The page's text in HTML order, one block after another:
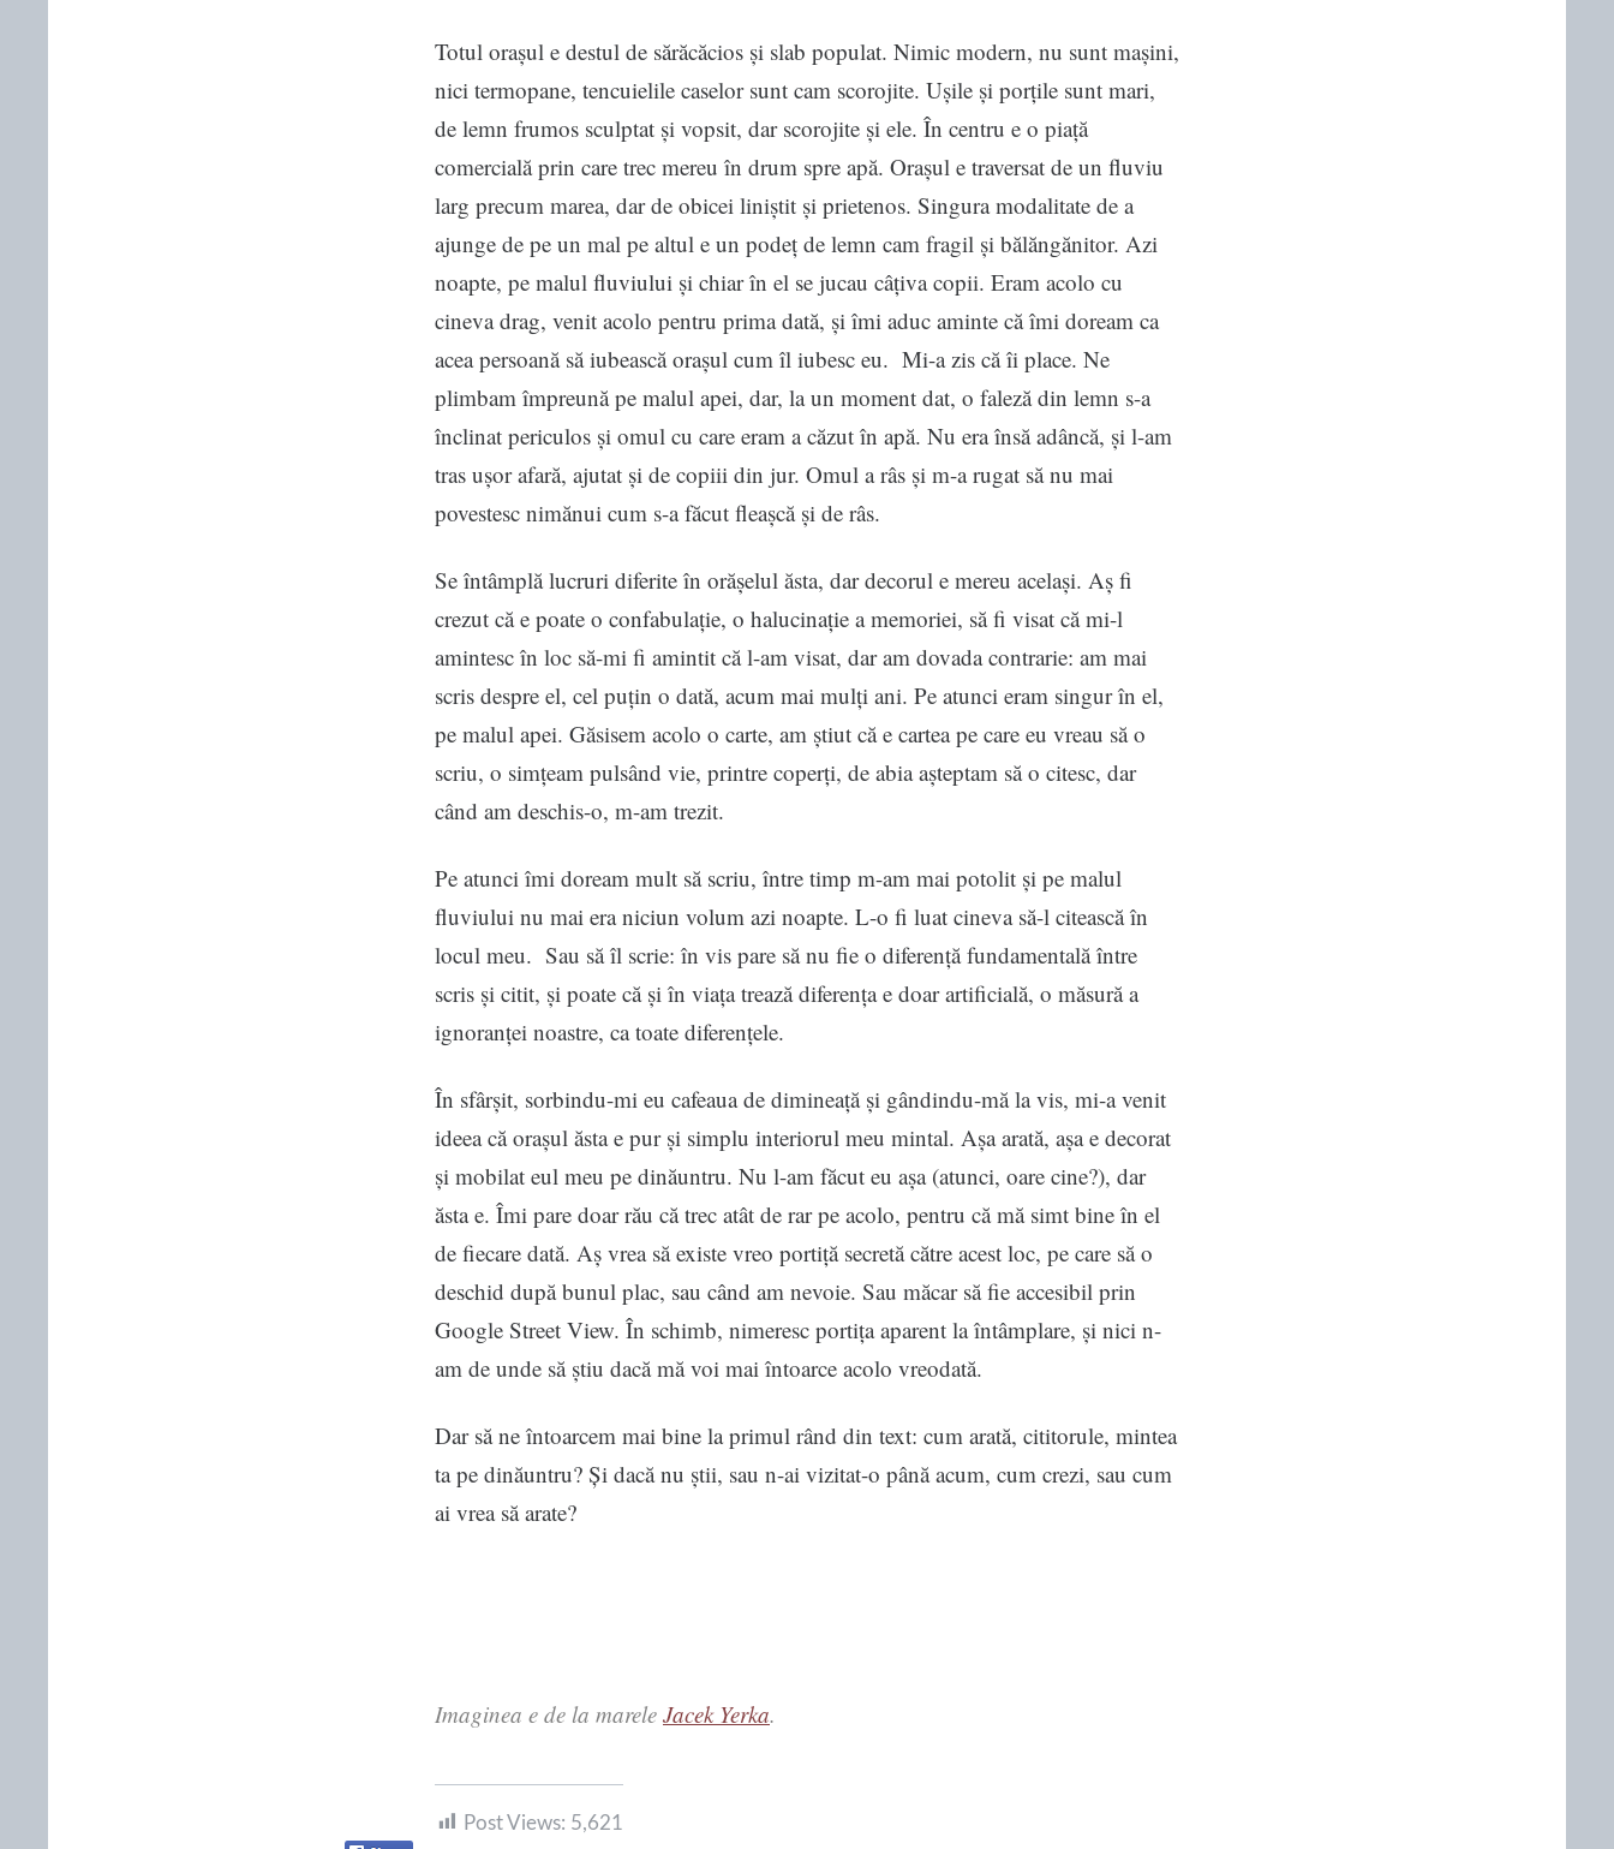
Totul orașul e destul de sărăcăcios și slab populat. Nimic modern, nu sunt mașini,
nici termopane, tencuielile caselor sunt cam scorojite. Ușile și porțile sunt mari,
de lemn frumos sculptat și vopsit, dar scorojite și ele. În centru e o piață
comercială prin care trec mereu în drum spre apă. Orașul e traversat de un fluviu
larg precum marea, dar de obicei liniștit și prietenos. Singura modalitate de a
ajunge de pe un mal pe altul e un podeț de lemn cam fragil și bălăngănitor. Azi
noapte, pe malul fluviului și chiar în el se jucau câțiva copii. Eram acolo cu
cineva drag, venit acolo pentru prima dată, și îmi aduc aminte că îmi doream ca
acea persoană să iubească orașul cum îl iubesc eu. Mi-a zis că îi place. Ne
plimbam împreună pe malul apei, dar, la un moment dat, o faleză din lemn s-a
înclinat periculos și omul cu care eram a căzut în apă. Nu era însă adâncă, și l-am
tras ușor afară, ajutat și de copiii din jur. Omul a râs și m-a rugat să nu mai
povestesc nimănui cum s-a făcut fleașcă și de râs.
Se întâmplă lucruri diferite în orășelul ăsta, dar decorul e mereu același. Aș fi
crezut că e poate o confabulație, o halucinație a memoriei, să fi visat că mi-l
amintesc în loc să-mi fi amintit că l-am visat, dar am dovada contrarie: am mai
scris despre el, cel puțin o dată, acum mai mulți ani. Pe atunci eram singur în el,
pe malul apei. Găsisem acolo o carte, am știut că e cartea pe care eu vreau să o
scriu, o simțeam pulsând vie, printre coperți, de abia așteptam să o citesc, dar
când am deschis-o, m-am trezit.
Pe atunci îmi doream mult să scriu, între timp m-am mai potolit și pe malul
fluviului nu mai era niciun volum azi noapte. L-o fi luat cineva să-l citească în
locul meu. Sau să îl scrie: în vis pare să nu fie o diferență fundamentală între
scris și citit, și poate că și în viața trează diferența e doar artificială, o măsură a
ignoranței noastre, ca toate diferențele.
În sfârșit, sorbindu-mi eu cafeaua de dimineață și gândindu-mă la vis, mi-a venit
ideea că orașul ăsta e pur și simplu interiorul meu mintal. Așa arată, așa e decorat
și mobilat eul meu pe dinăuntru. Nu l-am făcut eu așa (atunci, oare cine?), dar
ăsta e. Îmi pare doar rău că trec atât de rar pe acolo, pentru că mă simt bine în el
de fiecare dată. Aș vrea să existe vreo portiță secretă către acest loc, pe care să o
deschid după bunul plac, sau când am nevoie. Sau măcar să fie accesibil prin
Google Street View. În schimb, nimeresc portița aparent la întâmplare, și nici n-
am de unde să știu dacă mă voi mai întoarce acolo vreodată.
Dar să ne întoarcem mai bine la primul rând din text: cum arată, cititorule, mintea
ta pe dinăuntru? Și dacă nu știi, sau n-ai vizitat-o până acum, cum crezi, sau cum
ai vrea să arate?
Imaginea e de la marele Jacek Yerka.
Post Views: 5,621